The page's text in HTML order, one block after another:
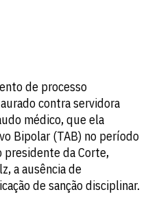
de processo
contra servidora
médico, que ela
Bipolar (TAB) no período
presidente da Corte,
a ausência de
de sanção disciplinar.